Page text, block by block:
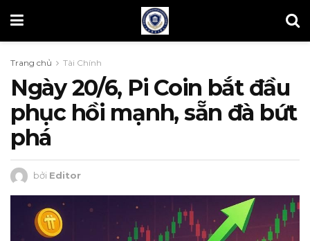
Trang chủ Tài Chính
Ngày 20/6, Pi Coin bắt đầu
phục hồi mạnh, sẵn đà bứt
phá
bởi Editor